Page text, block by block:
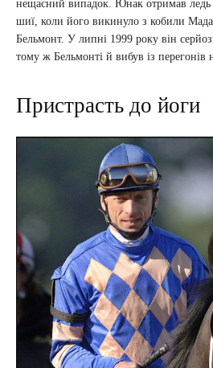
нещасний випадок. Юнак отримав ледь
шиї, коли його викинуло з кобили
Бельмонт. У липні 1999 року він
тому ж Бельмонті й вибув із перегонів
Пристрасть до йоги